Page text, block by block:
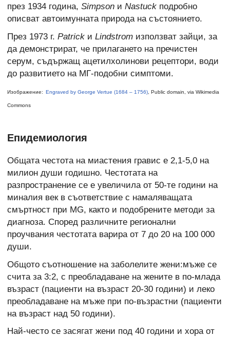
през 1934 година, Simpson и Nastuck подробно
описват автоимунната природа на състоянието.
През 1973 г. Patrick и Lindstrom използват зайци, за
да демонстрират, че прилагането на пречистен
серум, съдържащ ацетилхолинови рецептори, води
до развитието на МГ-подобни симптоми.
Изображение: Engraved by George Vertue (1684 – 1756) , Public domain, via Wikimedia
Commons
Епидемиология
Общата честота на миастения гравис е 2,1-5,0 на
милион души годишно. Честотата на
разпространение се е увеличила от 50-те години на
миналия век в съответствие с намаляващата
смъртност при MG, както и подобрените методи за
диагноза. Според различните регионални
проучвания честотата варира от 7 до 20 на 100 000
души.
Общото съотношение на заболелите жени:мъже се
счита за 3:2, с преобладаване на жените в по-млада
възраст (пациенти на възраст 20-30 години) и леко
преобладаване на мъже при по-възрастни (пациенти
на възраст над 50 години).
Най-често се засягат жени под 40 години и хора от